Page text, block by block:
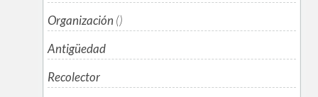
Organización ()
Antigüedad
Recolector